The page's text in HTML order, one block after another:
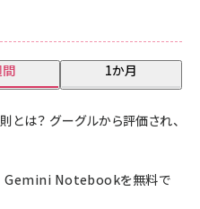
1か月
とは？ グーグルから評価され、
Gemini Notebookを無料で